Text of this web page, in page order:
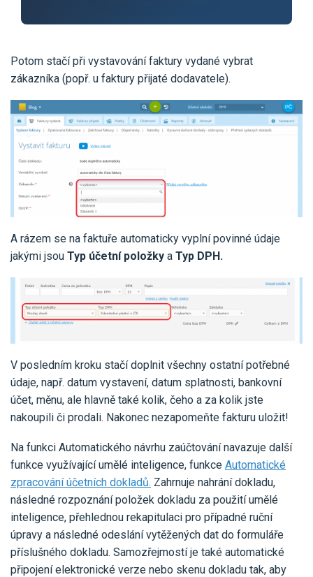
Potom stačí při vystavování faktury vydané vybrat
zákazníka (popř. u faktury přijaté dodavatele).
A rázem se na faktuře automaticky vyplní povinné údaje
jakými jsou Typ účetní položky a Typ DPH.
V posledním kroku stačí doplnit všechny ostatní potřebné
údaje, např. datum vystavení, datum splatnosti, bankovní
účet, měnu, ale hlavně také kolik, čeho a za kolik jste
nakoupili či prodali. Nakonec nezapomeňte fakturu uložit!
Na funkci Automatického návrhu zaúčtování navazuje další
funkce využívající umělé inteligence, funkce Automatické
zpracování účetních dokladů. Zahrnuje nahrání dokladu,
následné rozpoznání položek dokladu za použití umělé
inteligence, přehlednou rekapitulaci pro případné ruční
úpravy a následné odeslání vytěžených dat do formuláře
příslušného dokladu. Samozřejmostí je také automatické
připojení elektronické verze nebo skenu dokladu tak, aby